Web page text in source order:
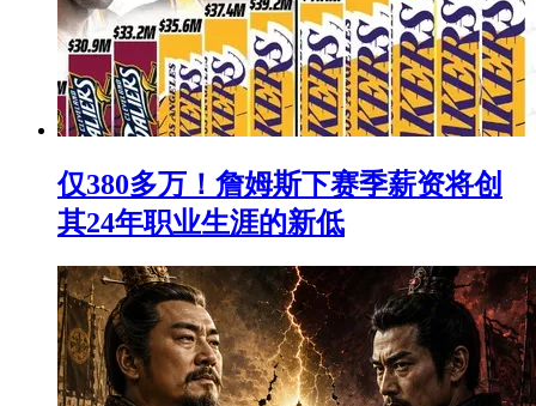
仅380多万！詹姆斯下赛季薪资将创
其24年职业生涯的新低